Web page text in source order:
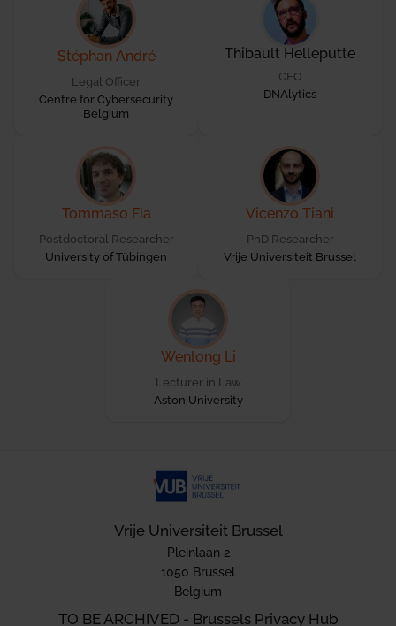
Stéphan André
Legal Officer
Centre for Cybersecurity
Belgium
Thibault Helleputte
CEO
DNAlytics
Tommaso Fia
Postdoctoral Researcher
University of Tübingen
Vicenzo Tiani
PhD Researcher
Vrije Universiteit Brussel
Wenlong Li
Lecturer in Law
Aston University
Vrije Universiteit Brussel
Pleinlaan 2
1050 Brussel
Belgium
TO BE ARCHIVED - Brussels Privacy Hub